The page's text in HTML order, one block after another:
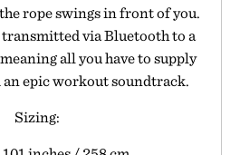
rope swings in front of you.
via Bluetooth to a
all you have to supply
an epic workout soundtrack.
Sizing: